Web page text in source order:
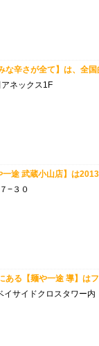
な辛さが全て】は、全国
ネックス1F
途 武蔵小山店】は
−３０
ある【麺や一途 導】は
サイドクロスタワー内